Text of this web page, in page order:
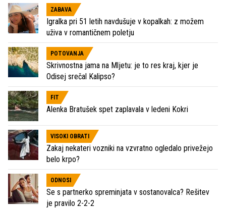
ZABAVA
Igralka pri 51 letih navdušuje v kopalkah: z možem
uživa v romantičnem poletju
POTOVANJA
Skrivnostna jama na Mljetu: je to res kraj, kjer je
Odisej srečal Kalipso?
FIT
Alenka Bratušek spet zaplavala v ledeni Kokri
VISOKI OBRATI
Zakaj nekateri vozniki na vzvratno ogledalo privežejo
belo krpo?
ODNOSI
Se s partnerko spreminjata v sostanovalca? Rešitev
je pravilo 2-2-2